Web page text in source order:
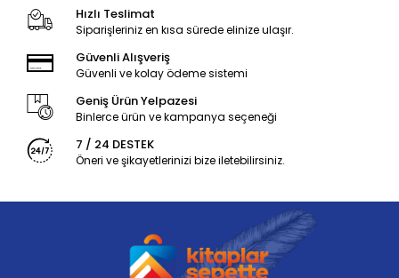
Hızlı Teslimat
Siparişleriniz en kısa sürede elinize ulaşır.
Güvenli Alışveriş
Güvenli ve kolay ödeme sistemi
Geniş Ürün Yelpazesi
Binlerce ürün ve kampanya seçeneği
7 / 24 DESTEK
Öneri ve şikayetlerinizi bize iletebilirsiniz.